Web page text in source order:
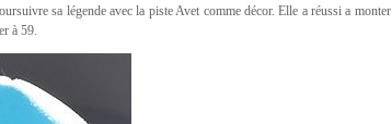
sa légende avec la piste Avet comme décor. Elle a réussi a monter
à 59.